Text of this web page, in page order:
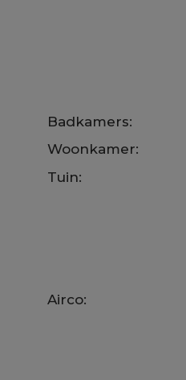
Badkamers:
Woonkamer:
Tuin:
Airco: